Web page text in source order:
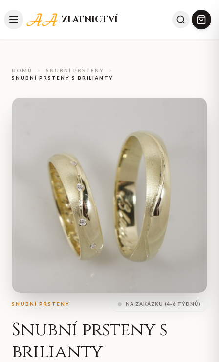
ZLATNICTVÍ
DOMŮ > SNUBNÍ PRSTENY
>
SNUBNÍ PRSTENY S BRILIANTY
SNUBNÍ PRSTENY NA ZAKÁZKU (4-6 TÝDNŮ)
Snubní prsteny s
brilianty